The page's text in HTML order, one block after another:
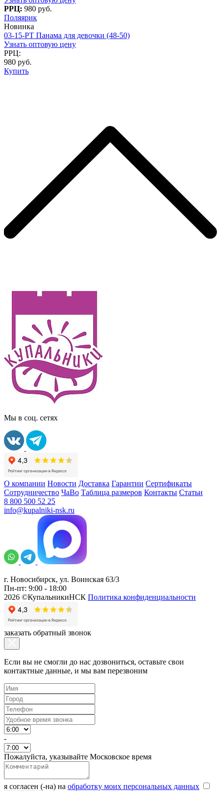
РРЦ: 980 руб.
Поляярик
Новинка
03-15-PT Панама для девочки (48-50)
Узнать оптовую цену
РРЦ:
980 руб.
Купить
Мы в соц. сетях
О компании Новости Доставка Гарантии Сертификаты
Сотрудничество ЧаВо Таблица размеров Контакты Статьи
8 800 500 52 25
info@kupalniki-nsk.ru
г. Новосибирск, ул. Воинская 63/3
Пн-пт: 9:00 - 18:00
2026 ©КупальникиНСК Политика конфиденциальности
заказать обратный звонок
Если вы не смогли до нас дозвониться, оставьте свои
контактные данные, и мы вам перезвоним
-
Пожалуйста, указывайте Московское время
я согласен (-на) на обработку моих персональных данных